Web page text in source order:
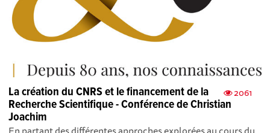
2061
La création du CNRS et le financement de la
Recherche Scientifique - Conférence de Christian
Joachim